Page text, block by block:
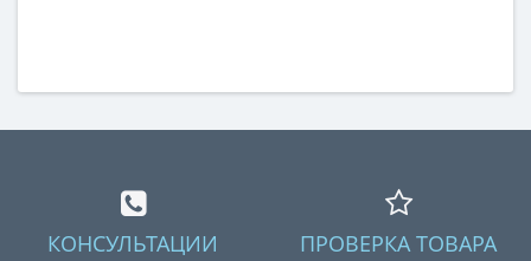
КОНСУЛЬТАЦИИ ПРОВЕРКА ТОВАРА